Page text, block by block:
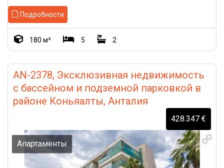
Подробности
180 м² 5 2
AN-2378, Эксклюзивная недвижимость
с бассейном и подземной парковкой в
районе Коньяалты, Анталия
428.347 €
Апартаменты